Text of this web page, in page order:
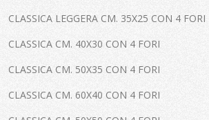
CLASSICA LEGGERA CM. 35X25 CON 4 FORI
CLASSICA CM. 40X30 CON 4 FORI
CLASSICA CM. 50X35 CON 4 FORI
CLASSICA CM. 60X40 CON 4 FORI